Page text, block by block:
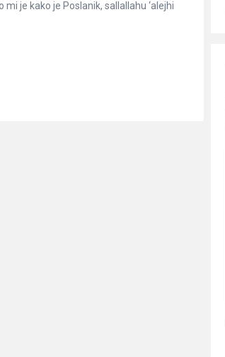
je kako je Poslanik, sallallahu ‘alejhi